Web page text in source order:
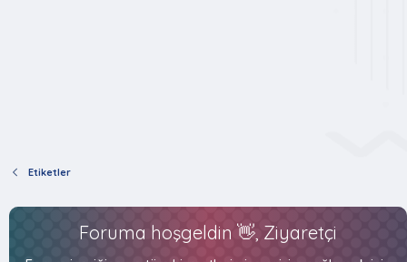
Etiketler
Foruma hoşgeldin 👋, Ziyaretçi